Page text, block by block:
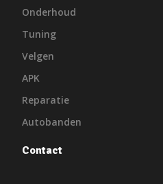
Onderhoud
Tuning
Velgen
APK
Reparatie
Autobanden
Contact